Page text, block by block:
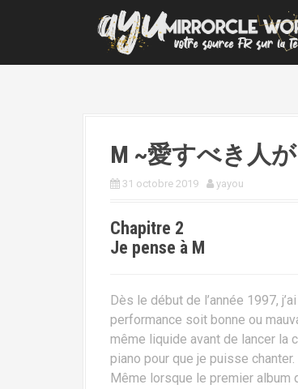
e
M ~愛すべき人
31 octobre 2019 yayou
Chapitre 2
Je pense à M
Dès le début de l’année 1997,
performance soit bonne ou
même liquide avant de lancer la
piano pour que je puisse chanter.
Même lorsque le premier album